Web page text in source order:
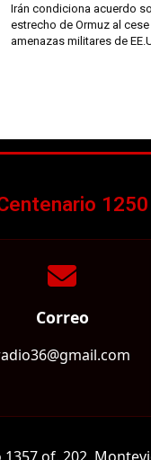
Irán condiciona acuerdo
estrecho de Ormuz al
amenazas militares de
Correo